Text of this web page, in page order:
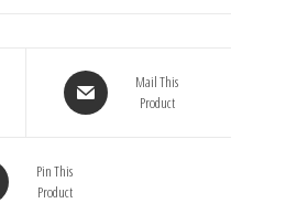
Mail This
Product
Pin This
Product